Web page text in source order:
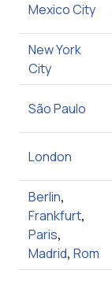
Mexico City
New York
City
São Paulo
London
Berlin,
Frankfurt,
Paris,
Madrid, Rom